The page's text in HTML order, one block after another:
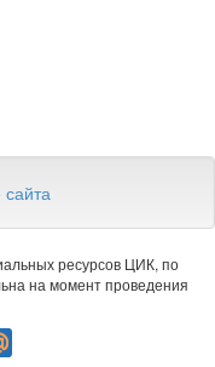
ресурсов ЦИК, по
на момент проведения